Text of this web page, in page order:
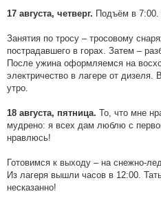
17 августа, четверг. Подъём в 7:00.
Занятия по тросу – тросовому
пострадавшего в горах. Затем –
После ужина оформляемся на
электричество в лагере от дизеля.
утро.
18 августа, пятница. То, что мне
мудрено: я всех дам люблю с
нравлюсь!
Готовимся к выходу – на снежно-
Из лагеря вышли часов в 12:00.
несказанно!